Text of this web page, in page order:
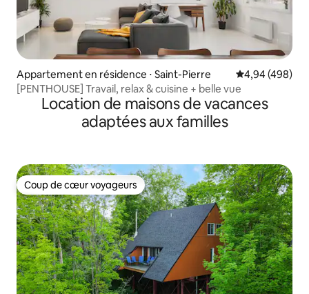
Appartement en résidence ⋅ Saint-Pierre Évaluation
4,94 (498)
[PENTHOUSE] Travail, relax & cuisine + belle vue
Location de maisons de vacances
adaptées aux familles
Coup de cœur voyageurs
Coup de cœur voyageurs